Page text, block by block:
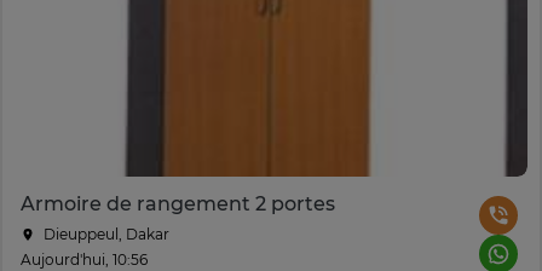
Armoire de rangement 2 portes
Dieuppeul, Dakar
Aujourd'hui, 10:56